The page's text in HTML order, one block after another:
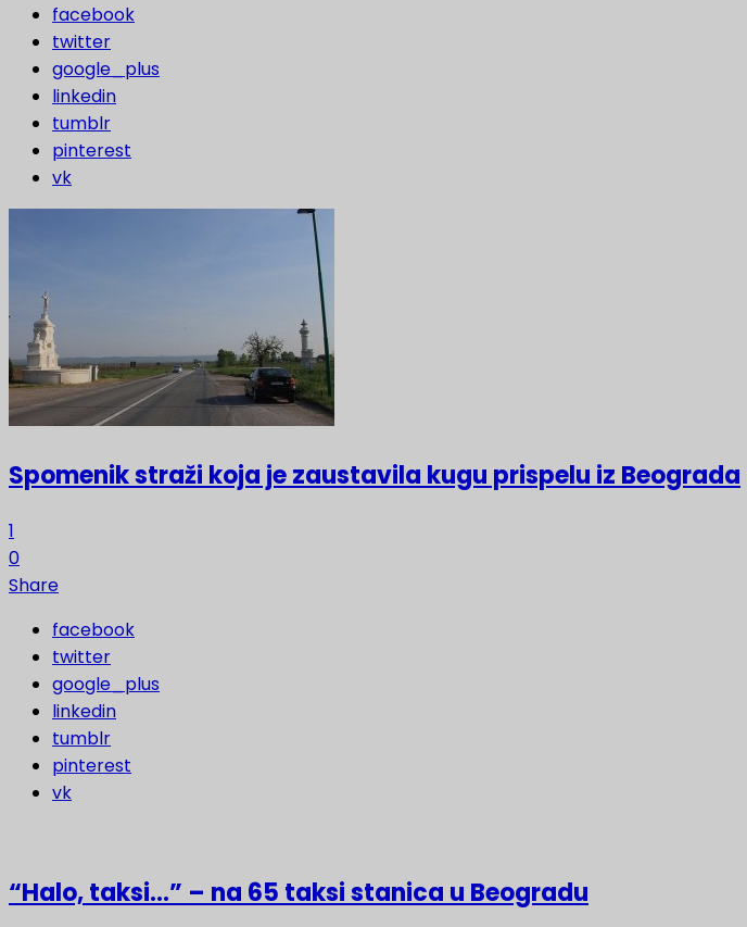
facebook
twitter
google_plus
linkedin
tumblr
pinterest
vk
Spomenik straži koja je zaustavila kugu prispelu iz Beograda
1
0
Share
facebook
twitter
google_plus
linkedin
tumblr
pinterest
vk
“Halo, taksi…” – na 65 taksi stanica u Beogradu